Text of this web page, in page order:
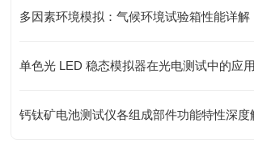
多因素环境模拟：气候环境试验箱性能详解
单色光 LED 稳态模拟器在光电测试中的应用
钙钛矿电池测试仪各组成部件功能特性深度